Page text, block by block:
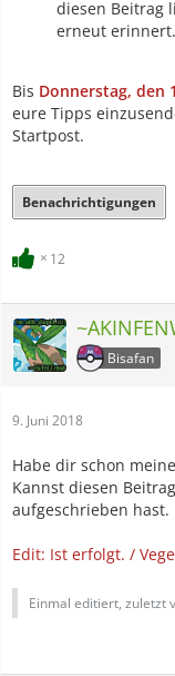
diesen Beitrag
erneut erinnert.
Bis Donnerstag, den
eure Tipps
Startpost.
Benachrichtigungen
12
Bisafan
9. Juni 2018
Habe dir schon
Kannst diesen
aufgeschrieben hast.
Edit: Ist erfolgt. /
Einmal editiert, zuletzt